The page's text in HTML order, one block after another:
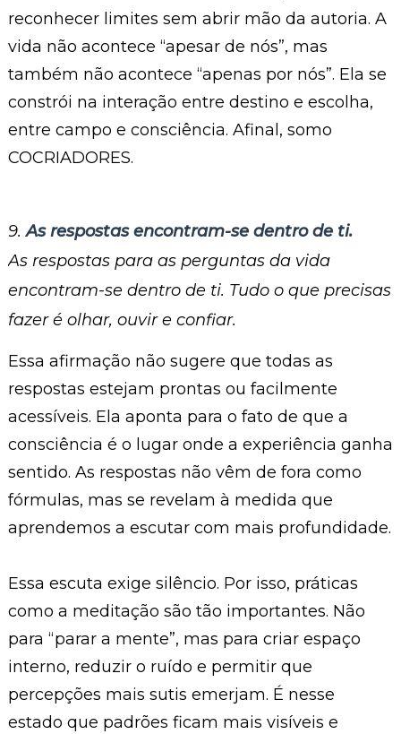
reconhecer limites sem abrir mão da autoria. A
vida não acontece “apesar de nós”, mas
também não acontece “apenas por nós”. Ela se
constrói na interação entre destino e escolha,
entre campo e consciência. Afinal, somo
COCRIADORES.
9. As respostas encontram-se dentro de ti.
As respostas para as perguntas da vida
encontram-se dentro de ti. Tudo o que precisas
fazer é olhar, ouvir e confiar.
Essa afirmação não sugere que todas as
respostas estejam prontas ou facilmente
acessíveis. Ela aponta para o fato de que a
consciência é o lugar onde a experiência ganha
sentido. As respostas não vêm de fora como
fórmulas, mas se revelam à medida que
aprendemos a escutar com mais profundidade.
Essa escuta exige silêncio. Por isso, práticas
como a meditação são tão importantes. Não
para “parar a mente”, mas para criar espaço
interno, reduzir o ruído e permitir que
percepções mais sutis emerjam. É nesse
estado que padrões ficam mais visíveis e